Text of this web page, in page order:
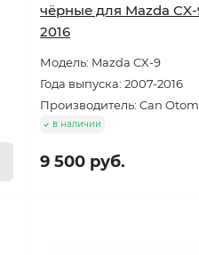
чёрные для Mazda
2016
Модель: Mazda CX-9
Года выпуска: 2007-2016
Производитель: Can
в наличии
9 500 руб.